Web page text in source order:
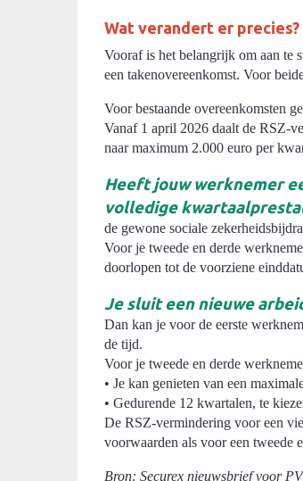
Wat verandert er precies?
Vooraf is het belangrijk om aan te
een takenovereenkomst. Voor
Voor bestaande overeenkomsten
Vanaf 1 april 2026 daalt de RSZ-
naar maximum 2.000 euro per
Heeft jouw werknemer
volledige
de gewone sociale
Voor je tweede en derde
doorlopen tot de voorziene
Je sluit een nieuwe
Dan kan je voor de eerste
de tijd.
Voor je tweede en derde
• Je kan genieten van een
• Gedurende 12 kwartalen, te
De RSZ-vermindering voor een
voorwaarden als voor een tweede
Bron: Securex nieuwsbrief voor